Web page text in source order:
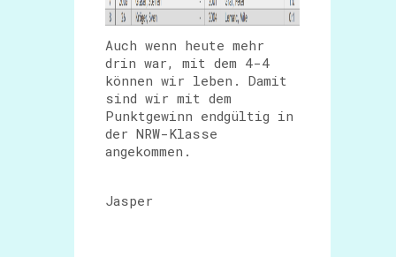
Auch wenn heute mehr
drin war, mit dem 4-4
können wir leben. Damit
sind wir mit dem
Punktgewinn endgültig in
der NRW-Klasse
angekommen.
Jasper